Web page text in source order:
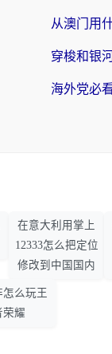
在意大利用掌上
12333怎么把定位
修改到中国国内
怎么玩王
荣耀